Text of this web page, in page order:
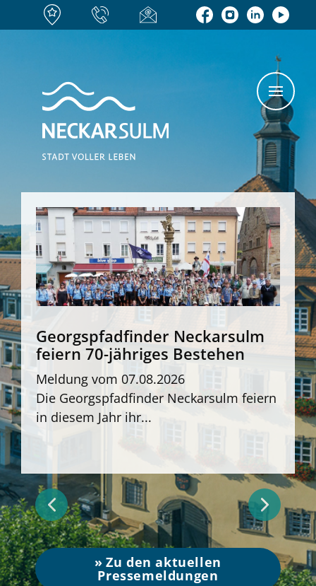
Meldung vom 07.08.2026
Georgspfadfinder Neckarsulm
feiern 70-jähriges Bestehen
Die Georgspfadfinder Neckarsulm feiern
in diesem Jahr ihr...
Zu den aktuellen
Pressemeldungen